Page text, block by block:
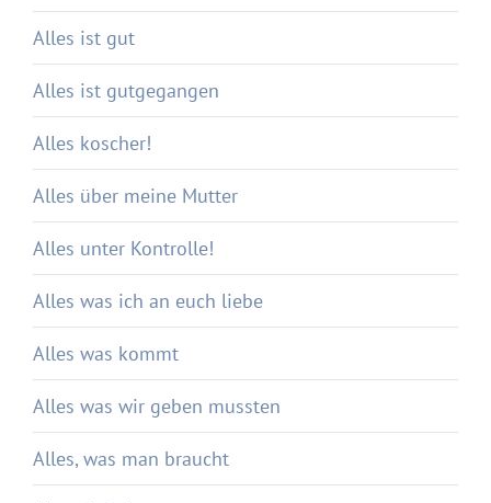
Alles ist gut
Alles ist gutgegangen
Alles koscher!
Alles über meine Mutter
Alles unter Kontrolle!
Alles was ich an euch liebe
Alles was kommt
Alles was wir geben mussten
Alles, was man braucht